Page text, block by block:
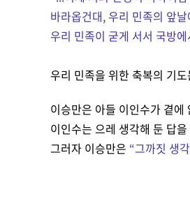
바라옵건대, 우리 민족의 앞
우리 민족이 굳게 서서 국방
우리 민족을 위한 축복의 기
이승만은 아들 이인수가 곁
이인수는 으레 생각해 둔 답
그러자 이승만은 “그까짓 생